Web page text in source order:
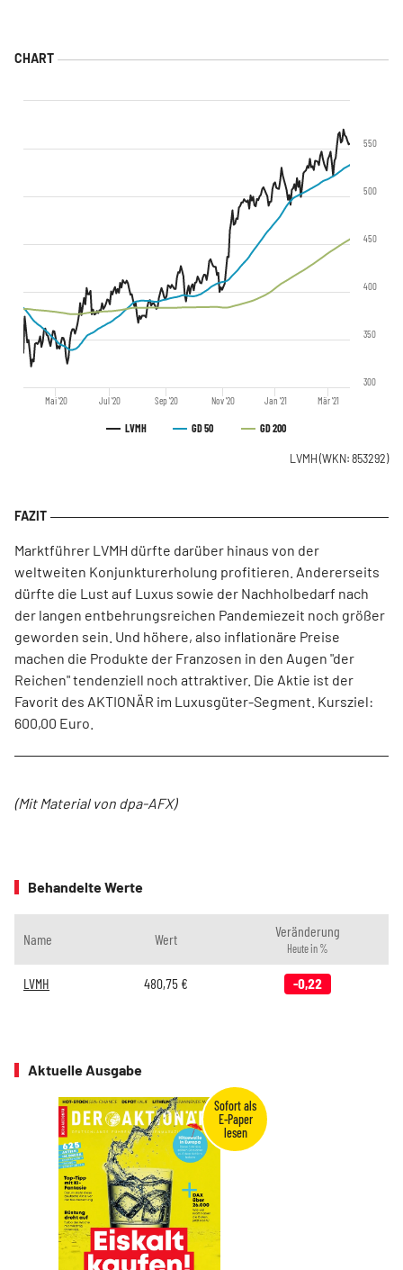
LVMH GD 50 GD 200
Mai '20 Jul '20 Sep '20 Nov '20 Jan '21 Mär '21
300
350
400
450
500
550
LVMH (WKN: 853292)
Marktführer LVMH dürfte darüber hinaus von der
weltweiten Konjunkturerholung profitieren. Andererseits
dürfte die Lust auf Luxus sowie der Nachholbedarf nach
der langen entbehrungsreichen Pandemiezeit noch größer
geworden sein. Und höhere, also inflationäre Preise
machen die Produkte der Franzosen in den Augen "der
Reichen" tendenziell noch attraktiver. Die Aktie ist der
Favorit des AKTIONÄR im Luxusgüter-Segment. Kursziel:
600,00 Euro.
(Mit Material von dpa-AFX)
Behandelte Werte
Name Wert Veränderung
Heute in %
LVMH 480,75 € -0,22
Aktuelle Ausgabe